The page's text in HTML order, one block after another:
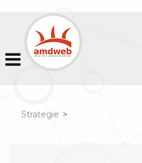
Strategie >